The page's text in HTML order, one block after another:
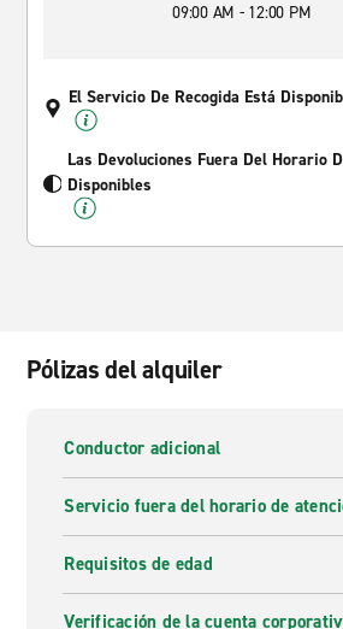
09:00 AM - 12:00 PM
El Servicio De Recogida Está
Las Devoluciones Fuera Del Horario
Disponibles
Pólizas del alquiler
Conductor adicional
Servicio fuera del horario de
Requisitos de edad
Verificación de la cuenta